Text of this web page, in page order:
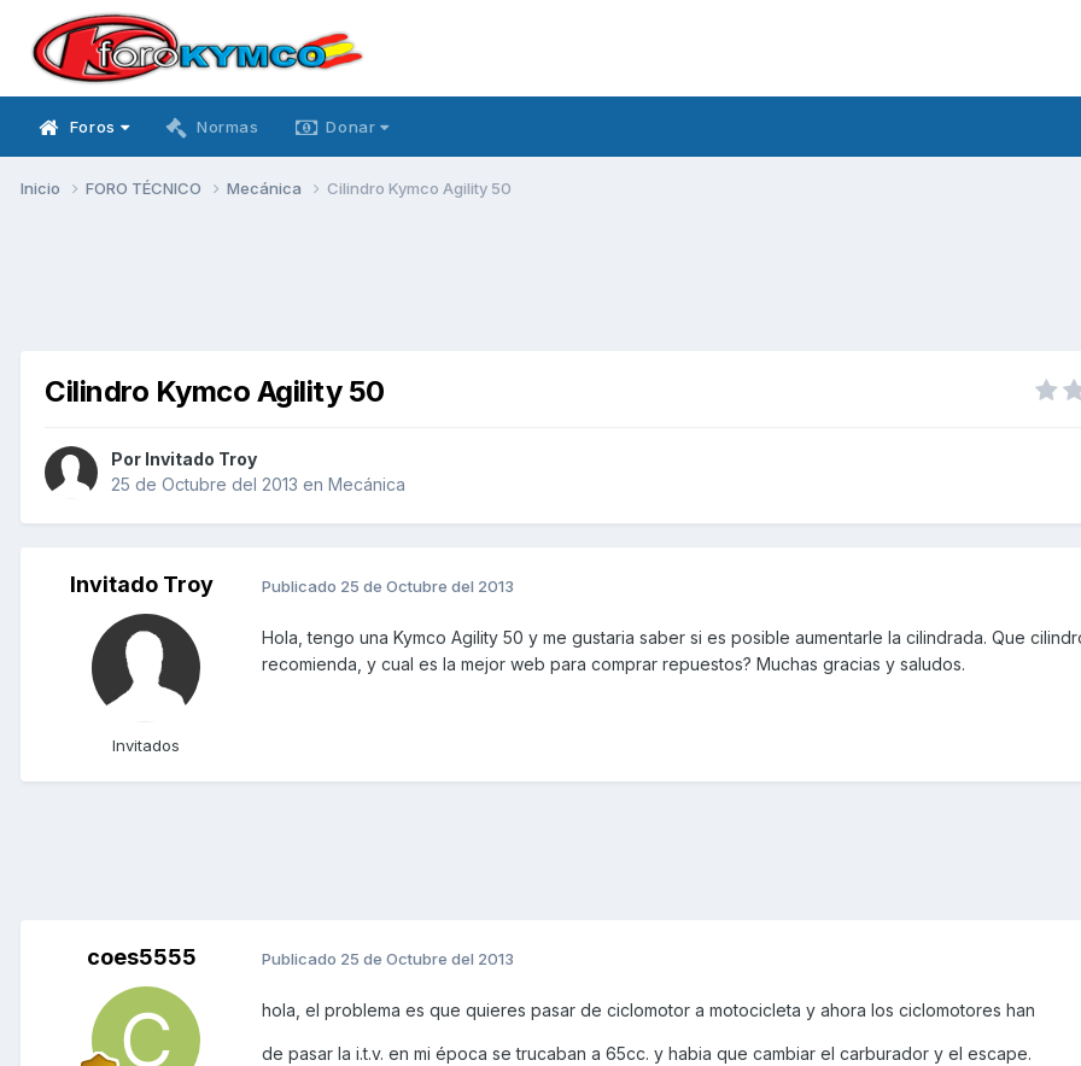
Foros Normas Donar
Inicio FORO TÉCNICO Mecánica Cilindro Kymco Agility 50
Cilindro Kymco Agility 50
Por Invitado Troy
25 de Octubre del 2013 en Mecánica
Invitado Troy
Invitados
Publicado 25 de Octubre del 2013
Hola, tengo una Kymco Agility 50 y me gustaria saber si es posible aumentarle la cilindrada. Que
recomienda, y cual es la mejor web para comprar repuestos? Muchas gracias y saludos.
coes5555 Publicado 25 de Octubre del 2013
hola, el problema es que quieres pasar de ciclomotor a motocicleta y ahora los ciclomotores han
de pasar la i.t.v. en mi época se trucaban a 65cc. y habia que cambiar el carburador y el escape.